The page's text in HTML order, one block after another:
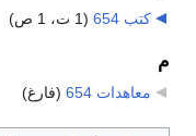
كتب 654 (1 ت، 1 ص)
م
معاهدات 654 (فارغ)